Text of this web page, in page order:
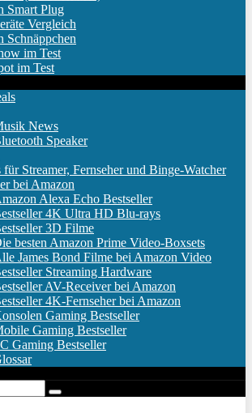
Smart Plug
Vergleich
Schnäppchen
im Test
im Test
News
Speaker
für Streamer, Fernseher und Binge-Watcher
bei Amazon
Alexa Echo Bestseller
4K Ultra HD Blu-rays
3D Filme
besten Amazon Prime Video-Boxsets
James Bond Filme bei Amazon Video
Streaming Hardware
AV-Receiver bei Amazon
4K-Fernseher bei Amazon
Gaming Bestseller
Gaming Bestseller
Gaming Bestseller